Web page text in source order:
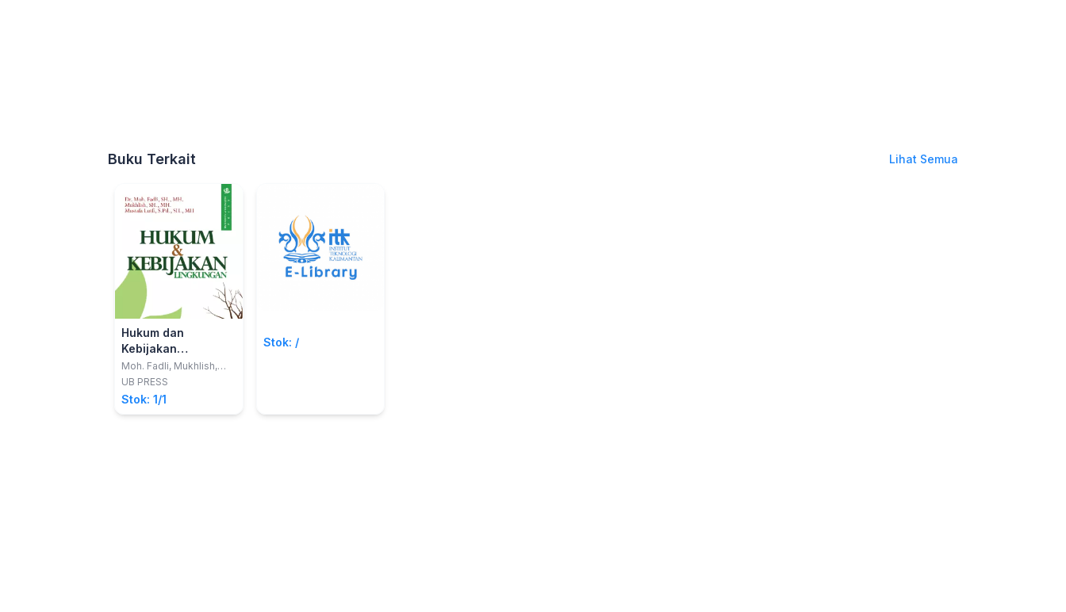
Buku Terkait Lihat Semua
Hukum dan
Kebijakan
Lingkungan
Moh. Fadli, Mukhlish,
Mustafa Lutfi
UB PRESS
Stok: 1/1
Stok: /